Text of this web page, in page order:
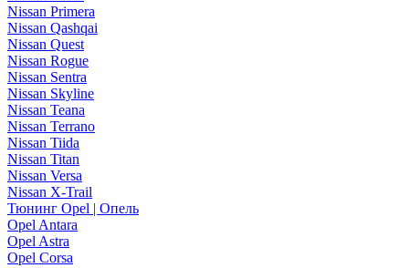
Nissan Primera
Nissan Qashqai
Nissan Quest
Nissan Rogue
Nissan Sentra
Nissan Skyline
Nissan Teana
Nissan Terrano
Nissan Tiida
Nissan Titan
Nissan Versa
Nissan X-Trail
Тюнинг Opel | Опель
Opel Antara
Opel Astra
Opel Corsa